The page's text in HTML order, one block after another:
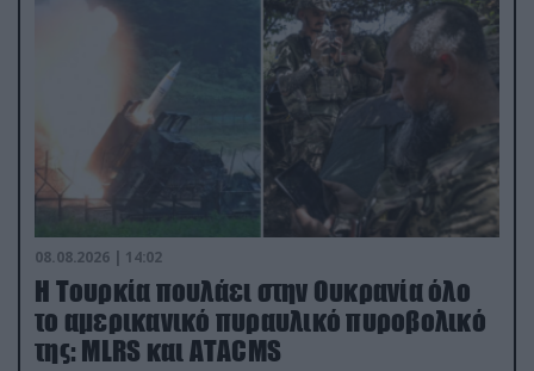
08.08.2026 | 14:02
Η Τουρκία πουλάει στην Ουκρανία όλο
το αμερικανικό πυραυλικό πυροβολικό
της: MLRS και ΑΤΑCMS